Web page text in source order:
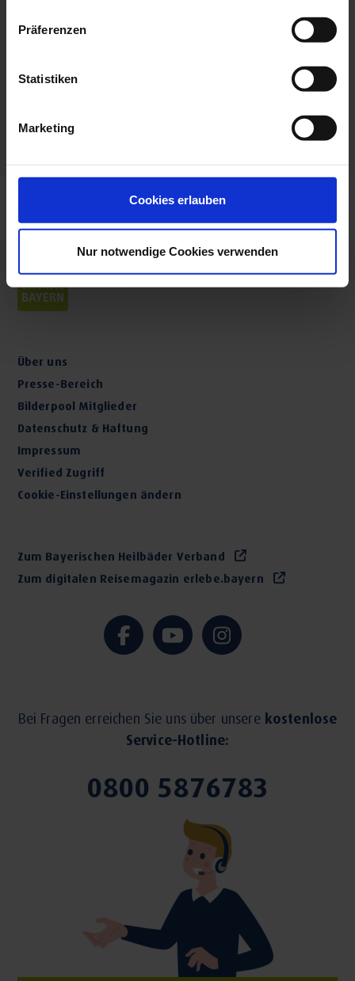
Präferenzen
Statistiken
Marketing
Cookies erlauben
Nur notwendige Cookies verwenden
Über uns
Presse-Bereich
Bilderpool Mitglieder
Datenschutz & Haftung
Impressum
Verified Zugriff
Cookie-Einstellungen ändern
Zum Bayerischen Heilbäder Verband
Zum digitalen Reisemagazin erlebe.bayern
Bei Fragen erreichen Sie uns über unsere kostenlose
Service-Hotline:
0800 5876783